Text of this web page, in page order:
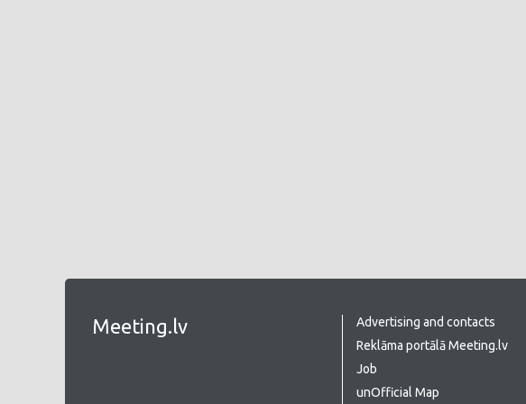
Meeting.lv
Advertising and contacts
Reklāma portālā Meeting.lv
Job
unOfficial Map